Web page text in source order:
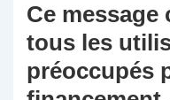
Ce
tous les
préoccupés